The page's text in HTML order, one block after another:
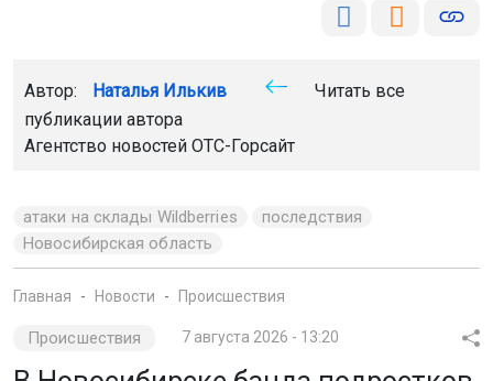
Автор: Наталья Илькив
Читать все
публикации автора
Агентство новостей ОТС-Горсайт
атаки на склады Wildberries
последствия
Новосибирская область
Главная Новости Происшествия
Происшествия 7 августа 2026 - 13:20